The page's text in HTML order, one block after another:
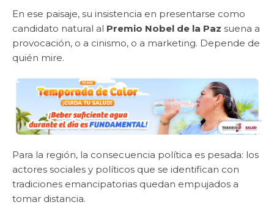
En ese paisaje, su insistencia en presentarse como
candidato natural al Premio Nobel de la Paz suena a
provocación, o a cinismo, o a marketing. Depende de
quién mire.
Para la región, la consecuencia política es pesada: los
actores sociales y políticos que se identifican con
tradiciones emancipatorias quedan empujados a
tomar distancia.